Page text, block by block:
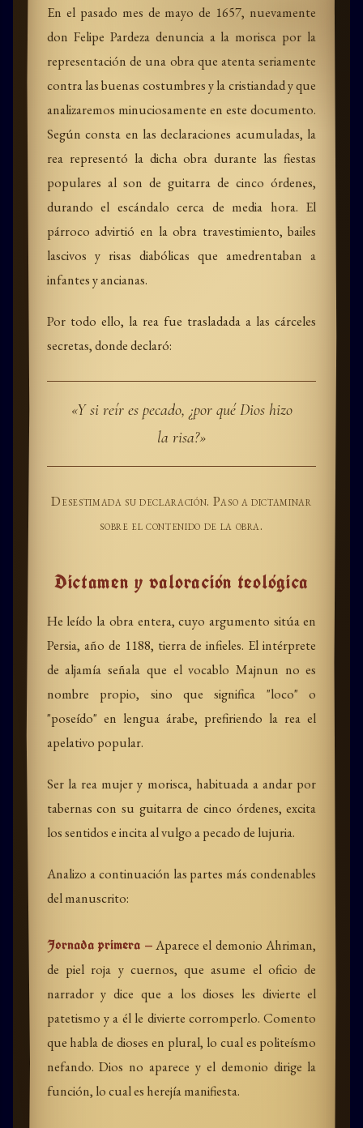
En el pasado mes de mayo de 1657, nuevamente
don Felipe Pardeza denuncia a la morisca por la
representación de una obra que atenta seriamente
contra las buenas costumbres y la cristiandad y que
analizaremos minuciosamente en este documento.
Según consta en las declaraciones acumuladas, la
rea representó la dicha obra durante las fiestas
populares al son de guitarra de cinco órdenes,
durando el escándalo cerca de media hora. El
párroco advirtió en la obra travestimiento, bailes
lascivos y risas diabólicas que amedrentaban a
infantes y ancianas.
Por todo ello, la rea fue trasladada a las cárceles
secretas, donde declaró:
«Y si reír es pecado, ¿por qué Dios hizo
la risa?»
Desestimada su declaración. Paso a dictaminar
sobre el contenido de la obra.
Dictamen y valoración teológica
He leído la obra entera, cuyo argumento sitúa en
Persia, año de 1188, tierra de infieles. El intérprete
de aljamía señala que el vocablo Majnun no es
nombre propio, sino que significa "loco" o
"poseído" en lengua árabe, prefiriendo la rea el
apelativo popular.
Ser la rea mujer y morisca, habituada a andar por
tabernas con su guitarra de cinco órdenes, excita
los sentidos e incita al vulgo a pecado de lujuria.
Analizo a continuación las partes más condenables
del manuscrito:
Jornada primera —Aparece el demonio Ahriman,
de piel roja y cuernos, que asume el oficio de
narrador y dice que a los dioses les divierte el
patetismo y a él le divierte corromperlo. Comento
que habla de dioses en plural, lo cual es politeísmo
nefando. Dios no aparece y el demonio dirige la
función, lo cual es herejía manifiesta.